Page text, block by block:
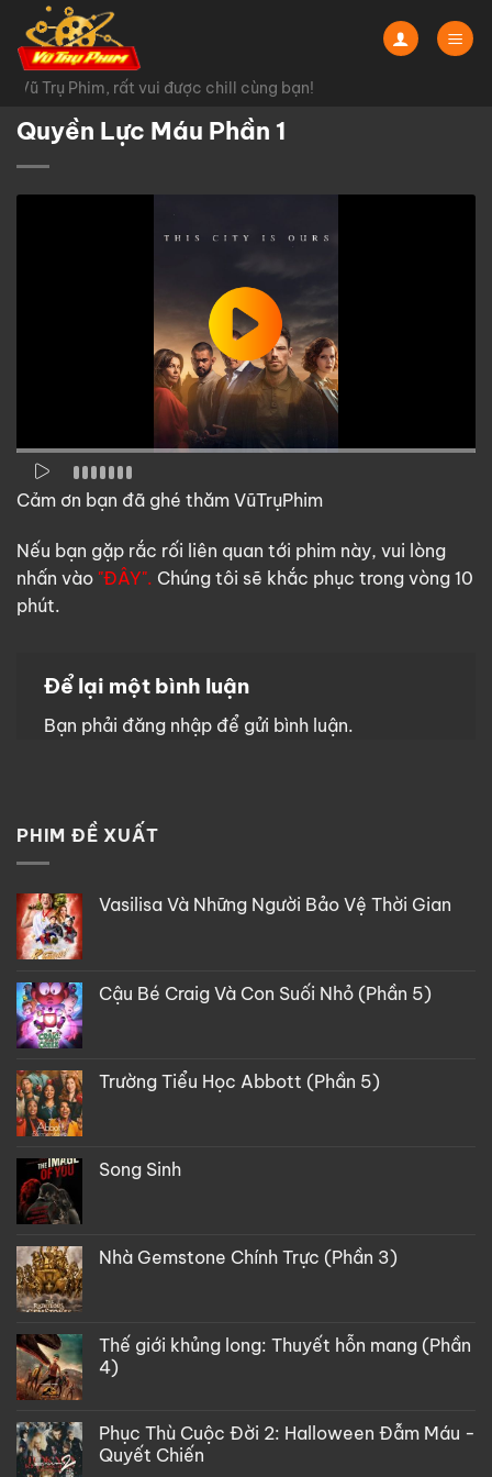
Chuyển
đến
nội
dung
Vũ Trụ Phim, rất vui được chill cùng bạn!
Quyền Lực Máu Phần 1
Cảm ơn bạn đã ghé thăm VũTrụPhim
Nếu bạn gặp rắc rối liên quan tới phim này, vui lòng
nhấn vào "ĐÂY". Chúng tôi sẽ khắc phục trong vòng 10
phút.
Để lại một bình luận
Bạn phải đăng nhập để gửi bình luận.
PHIM ĐỀ XUẤT
Vasilisa Và Những Người Bảo Vệ Thời Gian
Cậu Bé Craig Và Con Suối Nhỏ (Phần 5)
Trường Tiểu Học Abbott (Phần 5)
Song Sinh
Nhà Gemstone Chính Trực (Phần 3)
Thế giới khủng long: Thuyết hỗn mang (Phần
4)
Phục Thù Cuộc Đời 2: Halloween Đẫm Máu -
Quyết Chiến